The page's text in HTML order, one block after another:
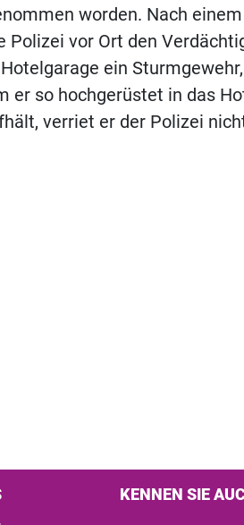
worden. Nach
Polizei vor Ort den
ein
er so hochgerüstet in das
verriet er der Polizei
KENNEN SIE